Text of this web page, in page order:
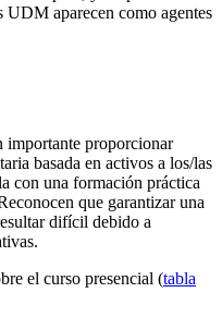
UDM aparecen como agentes
importante proporcionar
basada en activos a los/las
con una formación práctica
que garantizar una
difícil debido a
el curso presencial (tabla